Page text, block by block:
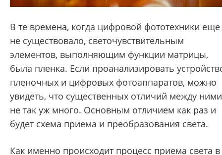
В те времена, когда цифровой фототехники еще
не существовало, светочувствительным
элементов, выполняющим функции матрицы,
была пленка. Если проанализировать
пленочных и цифровых фотоаппаратов, можно
увидеть, что существенных отличий между ними
не так уж много. Основным отличием как раз и
будет схема приема и преобразования света.
Как именно происходит процесс приема света в